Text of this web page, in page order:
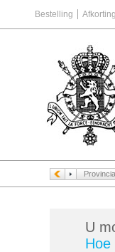
Bestelling
U
Hoe